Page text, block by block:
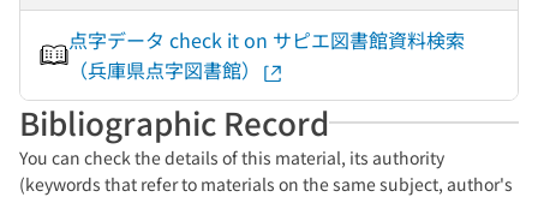
点字データ check it on サピエ図書館資料検索
（兵庫県点字図書館）
Bibliographic Record
You can check the details of this material, its authority
(keywords that refer to materials on the same subject, author's